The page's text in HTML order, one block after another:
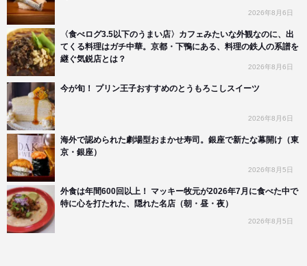
2026年8月6日
〈食べログ3.5以下のうまい店〉カフェみたいな外観なのに、出
てくる料理はガチ中華。京都・下鴨にある、料理の鉄人の系譜を
継ぐ気鋭店とは？
2026年8月6日
今が旬！ プリン王子おすすめのとうもろこしスイーツ
2026年8月6日
海外で認められた劇場型おまかせ寿司。銀座で新たな幕開け（東
京・銀座）
2026年8月5日
外食は年間600回以上！ マッキー牧元が2026年7月に食べた中で
特に心を打たれた、隠れた名店（朝・昼・夜）
2026年8月5日